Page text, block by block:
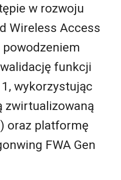
w rozwoju
Wireless Access
powodzeniem
funkcji
wykorzystując
zwirtualizowaną
oraz platformę
FWA Gen